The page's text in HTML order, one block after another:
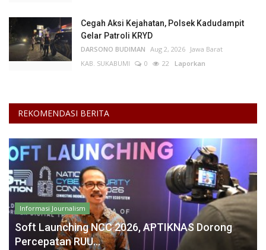
Cegah Aksi Kejahatan, Polsek Kadudampit
Gelar Patroli KRYD
DARSONO BUDIMAN Aug 2, 2026 Jawa Barat
KAB. SUKABUMI
0 22 Laporkan
REKOMENDASI BERITA
Informasi Journalism
Soft Launching NCC 2026, APTIKNAS Dorong
Percepatan RUU...